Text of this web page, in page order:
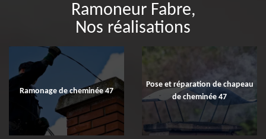
Ramoneur Fabre,
Nos réalisations
Ramonage de cheminée 47
Pose et réparation de chapeau
de cheminée 47